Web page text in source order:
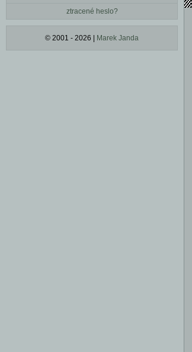
ztracené heslo?
© 2001 - 2026 | Marek Janda